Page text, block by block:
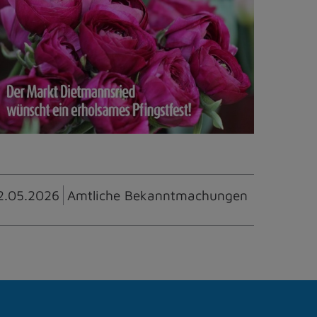
Amtliche Bekanntmachungen